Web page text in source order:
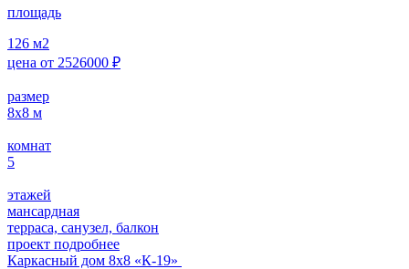
площадь
126 м2
цена от 2526000 ₽
размер
8х8 м
комнат
5
этажей
мансардная
терраса, санузел, балкон
проект подробнее
Каркасный дом 8х8 «К-19»